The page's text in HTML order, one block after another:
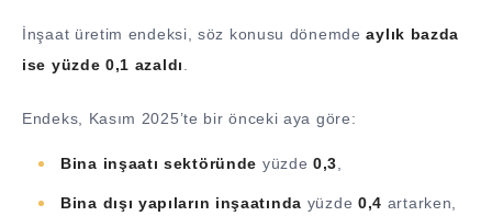
İnşaat üretim endeksi, söz konusu dönemdeaylık bazda
ise yüzde 0,1 azaldı
Endeks, Kasım 2025’te bir önceki aya göre:
Bina inşaatı sektöründe yüzde0,3
Bina dışı yapıların inşaatında yüzde 0,4 artarken,